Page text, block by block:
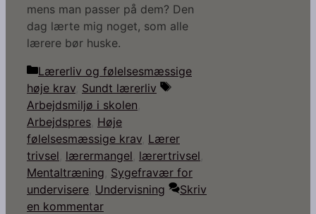
mens man passer på dem? Den
dag lærte mig noget, som alle
lærere bør huske.
Kategorier
Lærerliv og følelsesmæssige
høje krav Sundt lærerliv
Tags
Arbejdsmiljø i skolen
Arbejdspres Høje
følelsesmæssige krav Lærer
trivsel lærermangel lærertrivsel
Mentaltræning Sygefravær for
undervisere Undervisning
Skriv
en kommentar